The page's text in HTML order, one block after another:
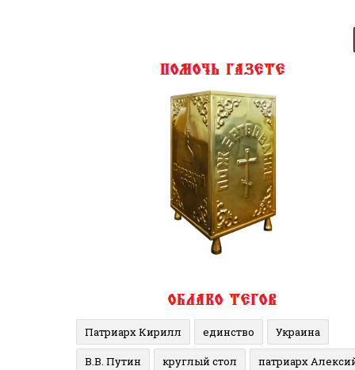
Патриарх Кирилл единство Украина
В.В. Путин круглый стол патриарх